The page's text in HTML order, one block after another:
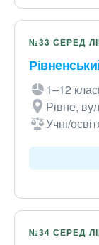
№33 СЕРЕД
1–12
Рівне,
Учні/
№34 СЕРЕД